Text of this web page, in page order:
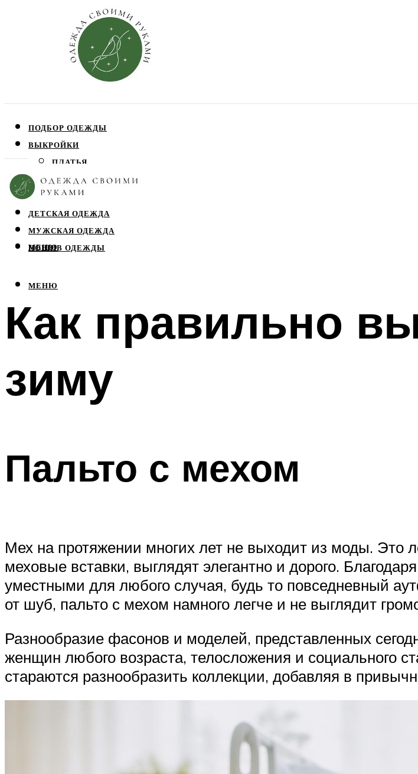
ПОДБОР ОДЕЖДЫ
ВЫКРОЙКИ
ПЛАТЬЯ
ЮБКИ
БЛУЗЫ
ДЕТСКАЯ ОДЕЖДА
МУЖСКАЯ ОДЕЖДА
ПОШИВ ОДЕЖДЫ
МЕНЮ
МЕНЮ
Как правильно
зиму
Пальто с мехом
Мех на протяжении многих лет не выходит из моды. Это
меховые вставки, выглядят элегантно и дорого.
уместными для любого случая, будь то повседневный
от шуб, пальто с мехом намного легче и не выглядит
Разнообразие фасонов и моделей, представленных
женщин любого возраста, телосложения и социального
стараются разнообразить коллекции, добавляя в